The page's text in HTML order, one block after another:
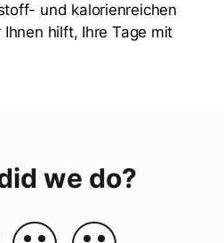
und kalorienreichen
hilft, Ihre Tage mit
we do?